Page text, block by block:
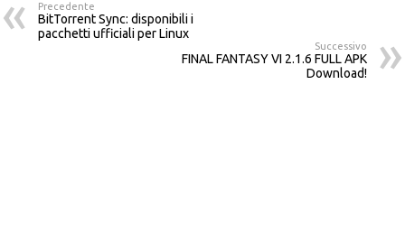
Precedente
BitTorrent Sync: disponibili i
pacchetti ufficiali per Linux
Successivo
FINAL FANTASY VI 2.1.6 FULL APK
Download!